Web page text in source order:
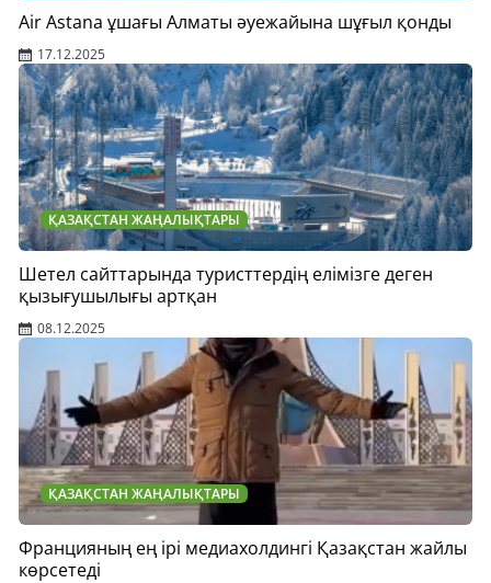
Air Astana ұшағы Алматы әуежайына шұғыл қонды
17.12.2025
ҚАЗАҚСТАН ЖАҢАЛЫҚТАРЫ
Шетел сайттарында туристтердің елімізге деген
қызығушылығы артқан
08.12.2025
ҚАЗАҚСТАН ЖАҢАЛЫҚТАРЫ
Францияның ең ірі медиа­холдингі Қазақстан жайлы
көрсетеді